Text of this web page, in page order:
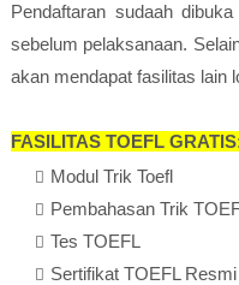
Pendaftaran sudaah
sebelum pelaksanaan.
akan mendapat fasilitas lain
FASILITAS TOEFL
Modul Trik Toefl
Pembahasan Trik
Tes TOEFL
Sertifikat TOEFL Resmi